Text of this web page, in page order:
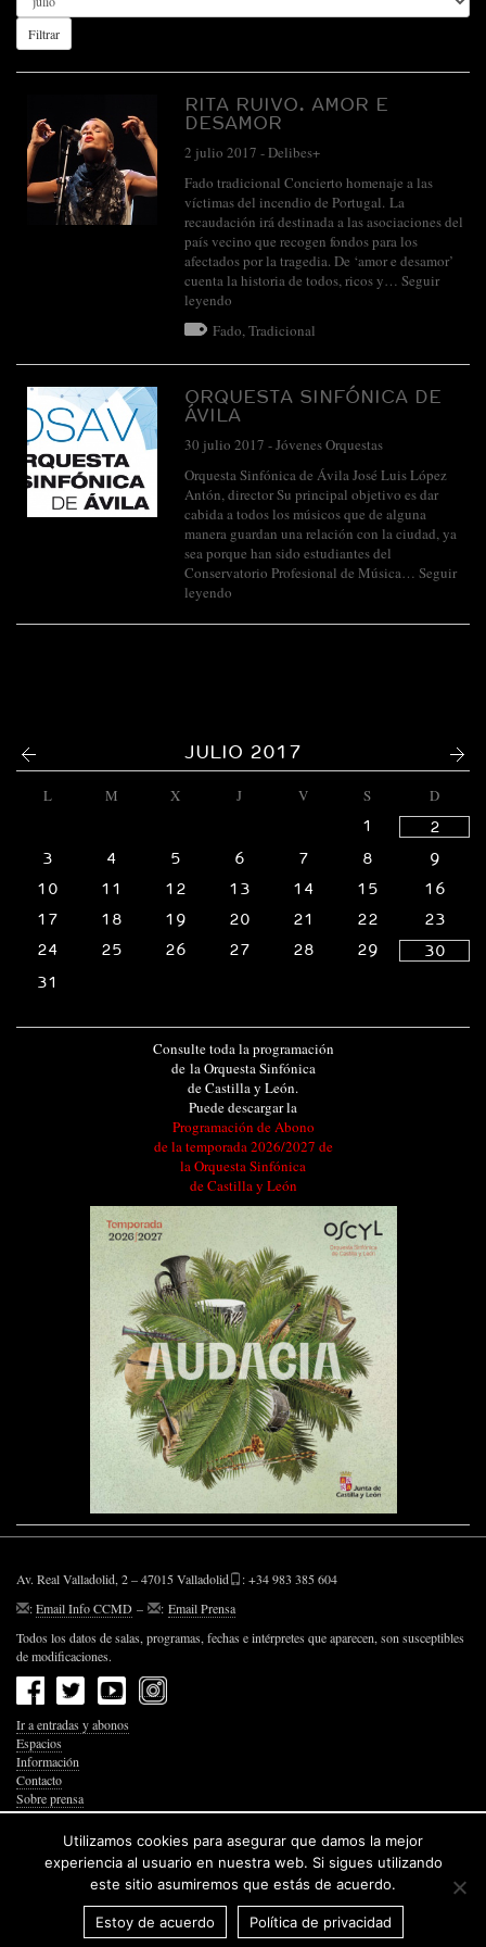
Filtrar
RITA RUIVO. AMOR E
DESAMOR
2 julio 2017 -Delibes+
Fado tradicional Concierto homenaje a las
víctimas del incendio de Portugal. La
recaudación irá destinada a las asociaciones del
país vecino que recogen fondos para los
afectados por la tragedia. De ‘amor e desamor’
cuenta la historia de todos, ricos y… Seguir
leyendo
Fado,Tradicional
ORQUESTA SINFÓNICA DE
ÁVILA
30 julio 2017 -Jóvenes Orquestas
Orquesta Sinfónica de Ávila José Luis López
Antón, director Su principal objetivo es dar
cabida a todos los músicos que de alguna
manera guardan una relación con la ciudad, ya
sea porque han sido estudiantes del
Conservatorio Profesional de Música… Seguir
leyendo
JULIO 2017
L M X J V S
D
1
2
3
4 5 6 7 8
9
10
11 12 13 14 15
16
17
18 19 20 21 22
23
24
25 26 27 28 29
30
31
Consulte toda la programación
de la Orquesta Sinfónica
de Castilla y León.
Puede descargar la
Programación de Abono
de la temporada 2026/2027 de
la Orquesta Sinfónica
de Castilla y León
Av. Real Valladolid, 2 – 47015 Valladolid
: +34 983 385 604
:Email Info CCMD – : Email Prensa
Todos los datos de salas, programas, fechas e intérpretes que aparecen, son susceptibles
de modificaciones.
Ir a entradas y abonos
Espacios
Información
Contacto
Sobre prensa
Política de Privacidad
Política de Cookies
Accesibilidad Web
© 2026 Junta de Castilla y León
Utilizamos cookies para asegurar que damos la mejor
experiencia al usuario en nuestra web. Si sigues utilizando
este sitio asumiremos que estás de acuerdo.
Estoy de acuerdo Política de privacidad